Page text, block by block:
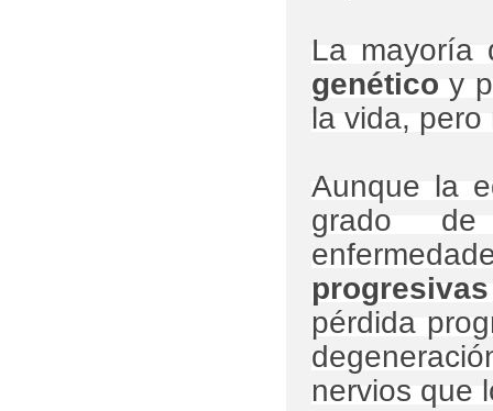
La mayoría
genético y
la vida,
Aunque la
grado
progresivas
pérdida
nervios que